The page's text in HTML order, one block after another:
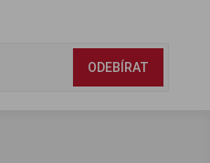
ODEBÍRAT